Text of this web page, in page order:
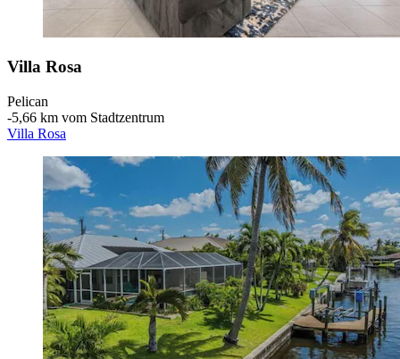
Villa Rosa
Pelican
‐5,66 km vom Stadtzentrum
Villa Rosa